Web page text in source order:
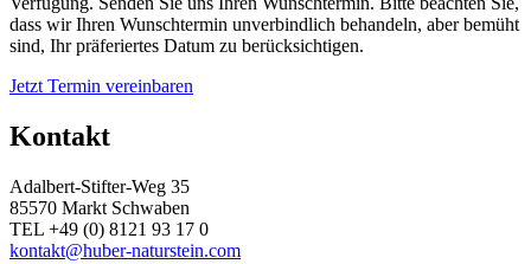
dass wir Ihren Wunschtermin unverbindlich behandeln, aber bemüht
sind, Ihr präferiertes Datum zu berücksichtigen.
Jetzt Termin vereinbaren
Kontakt
Adalbert-Stifter-Weg 35
85570 Markt Schwaben
TEL +49 (0) 8121 93 17 0
kontakt@huber-naturstein.com